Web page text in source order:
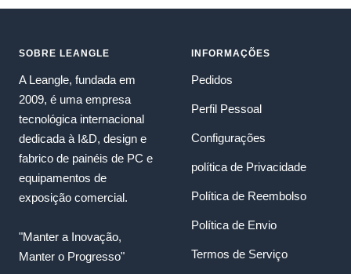
SOBRE LEANGLE
A Leangle, fundada em
2009, é uma empresa
tecnológica internacional
dedicada à I&D, design e
fabrico de painéis de PC e
equipamentos de
exposição comercial.
"Manter a Inovação,
Manter o Progresso"
INFORMAÇÕES
Pedidos
Perfil Pessoal
Configurações
política de Privacidade
Política de Reembolso
Política de Envio
Termos de Serviço